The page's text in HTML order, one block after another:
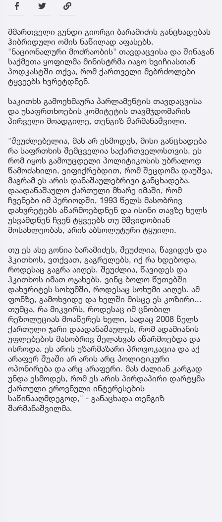
მმართველი გუნდი გიორგი ბარამიძის განცხადებას
ჰიბრიდული ომის ნაწილად აფასებს.
"ნაციონალური მოძრაობის" თავდაცვისა და შინაგან
საქმეთა ყოფილმა მინისტრმა იაგო ხვიჩიასთან
პოდკასტში თქვა, რომ ქართველი მებრძოლები
ტყვეებს ხვრეტდნენ.
საკითხს გამოეხმაურა პარლამენტის თავდაცვისა
და უსაფრთხოების კომიტეტის თავმჯდომარის
პირველი მოადგილე, თენგიზ შარმანაშვილი.
"შეუძლებელია, მას არ ესმოდეს, მისი განცხადება
რა საფრთხის შემცველია საქართველოსთვის. ეს
რომ იყოს გამოუცდელი პოლიტიკოსის უბრალოდ
წამოძახილი, ვიფიქრებდით, რომ შეცდომა დაუშვა,
მაგრამ ეს არის დანაშაულებრივი განცხადება.
დაადანაშაულო ქართული მხარე იმაში, რომ
ჩვენები იმ პერიოდში, 1993 წელს მასობრივ
დახვრეტებს აწარმოებდნენ და ისინი თავზე ხელს
უსვამდნენ ჩვენ ტყვეებს თუ მშვიდობიან
მოსახლეობას, არის აბსოლუტური ტყუილი.
თუ ეს ასე გონია ბარამიძეს, შეუძლია, წავიდეს და
ჰკითხოს, ვთქვათ, გაგრელებს, იქ რა ხდებოდა,
როდესაც გაგრა აიღეს. შეუძლია, წავიდეს და
ჰკითხოს იმათ ოჯახებს, ვინც ბოლო წუთებში
დახვრიტეს სოხუმში, როდესაც სოხუმი აიღეს. ამ
ფონზე, გამოხვიდე და ხელში მისცე ეს კოზირი...
თუმცა, რა მიკვირს, როდესაც იმ ცნობილ
რეზოლუციას მოაწერეს ხელი, სადაც 2008 წელს
ქართული ჯარი დაადანაშაულეს, რომ ადამიანის
უფლებების მასობრივ შელახვას აწარმოებდა და
ისროდა. ეს არის უზარმაზარი პროვოკაცია და აქ
არაფერ შუაში არ არის არც პოლიტიკური
ოპონირება და არც არაფერი. მას ძალიან კარგად
უნდა ესმოდეს, რომ ეს არის პირდაპირი დარტყმა
ქართული ეროვნული ინტერესების
საწინააღმდეგოდ," - განაცხადა თენგიზ
შარმანაშვილმა.